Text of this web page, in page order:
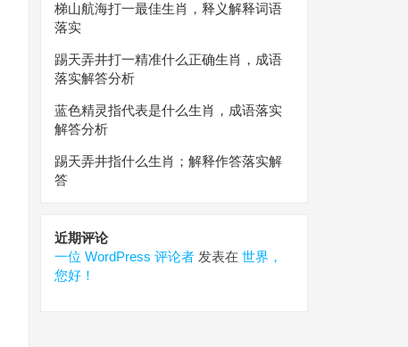
梯山航海打一最佳生肖，释义解释词语
落实
踢天弄井打一精准什么正确生肖，成语
落实解答分析
蓝色精灵指代表是什么生肖，成语落实
解答分析
踢天弄井指什么生肖；解释作答落实解
答
近期评论
一位 WordPress 评论者 发表在 世界，
您好！